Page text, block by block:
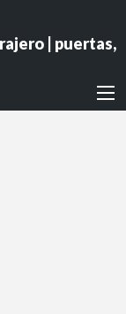
| puertas,